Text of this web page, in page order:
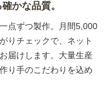
かな品質。
点ずつ製作。月間5,000
りチェックで、ネット
届けします。大量生産
り手のこだわりを込め